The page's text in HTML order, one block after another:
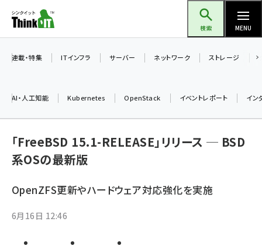
ン
ツ
検索 MENU
加藤銘のチーム貢献～仲間と築いた勝利の絆～ (2297)
北海道をのんびり旅する晴山佳須夫のヒント集！ (2008)
drupal (1929)
genai (1468)
連載・特集 ITインフラ サーバー ネットワーク ストレージ
AI・人工知能 Kubernetes OpenStack イベントレポート イン
「FreeBSD 15.1-RELEASE」リリース ─ BSD
系OSの最新版
OpenZFS更新やハードウェア対応強化を実施
6月16日 12:46